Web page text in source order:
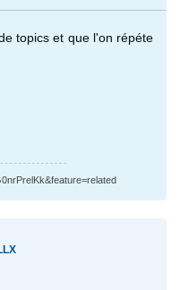
topics et que l'on répéte